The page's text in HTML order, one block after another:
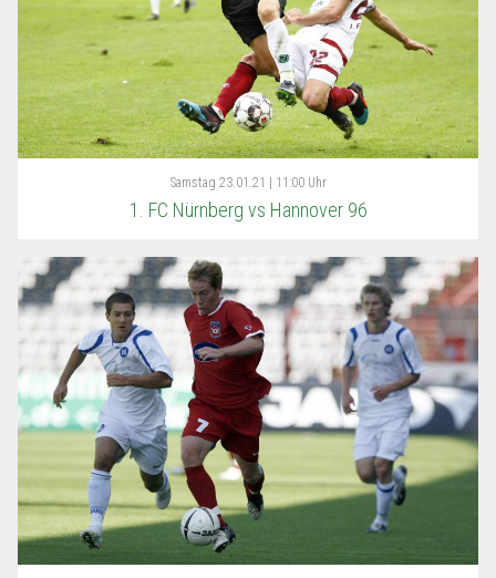
Samstag 23.01.21 | 11:00 Uhr
1. FC Nürnberg vs Hannover 96